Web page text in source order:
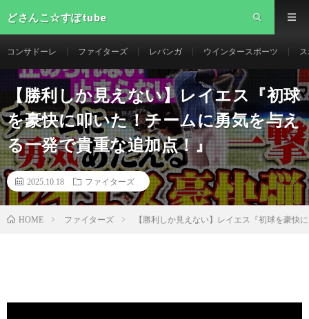
どさんこ☆すぽtube
コンサドーレ ファイターズ レバンガ ウインタースポーツ
【勝利しか見えない】レイエス『初球
を豪快に叩いた！チームに勇気を与え
る一発で貴重な追加点！』
2025.10.18 ファイターズ
HOME ファイターズ 【勝利しか見えない】レイエス『初球を豪快